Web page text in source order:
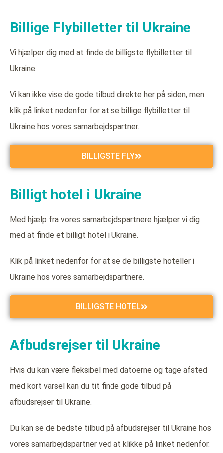
Billige Flybilletter til Ukraine
Vi hjælper dig med at finde de billigste flybilletter til
Ukraine.
Vi kan ikke vise de gode tilbud direkte her på siden, men
klik på linket nedenfor for at se billige flybilletter til
Ukraine hos vores samarbejdspartner.
BILLIGSTE FLY
Billigt hotel i Ukraine
Med hjælp fra vores samarbejdspartnere hjælper vi dig
med at finde et billigt hotel i Ukraine.
Klik på linket nedenfor for at se de billigste hoteller i
Ukraine hos vores samarbejdspartnere.
BILLIGSTE HOTEL
Afbudsrejser til Ukraine
Hvis du kan være fleksibel med datoerne og tage afsted
med kort varsel kan du tit finde gode tilbud på
afbudsrejser til Ukraine.
Du kan se de bedste tilbud på afbudsrejser til Ukraine hos
vores samarbejdspartner ved at klikke på linket nedenfor.